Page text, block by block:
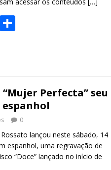
Li
n
Perfecta” seu
0
lançou neste sábado, 14
espanhol, uma regravação de
“Doce” lançado no início de